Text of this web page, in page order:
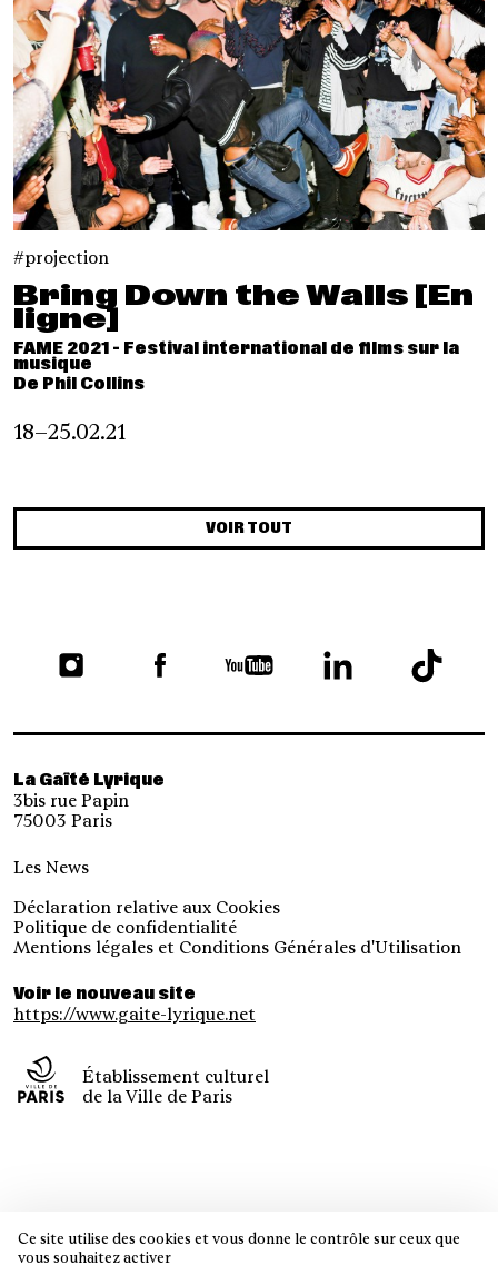
projection
Bring Down the Walls [En
ligne]
FAME 2021 - Festival international de films sur la
musique
De Phil Collins
18–25.02.21
VOIR TOUT
La Gaîté Lyrique
3bis rue Papin
75003 Paris
Les News
Déclaration relative aux Cookies
Politique de confidentialité
Mentions légales et Conditions Générales d'Utilisation
Voir le nouveau site
https://www.gaite-lyrique.net
Établissement culturel
de la Ville de Paris
Ce site utilise des cookies et vous donne le contrôle sur ceux que
vous souhaitez activer